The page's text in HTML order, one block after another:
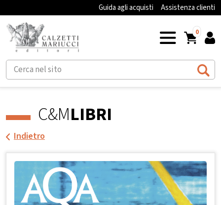
Guida agli acquisti Assistenza clienti
0
C&MLIBRI
Indietro